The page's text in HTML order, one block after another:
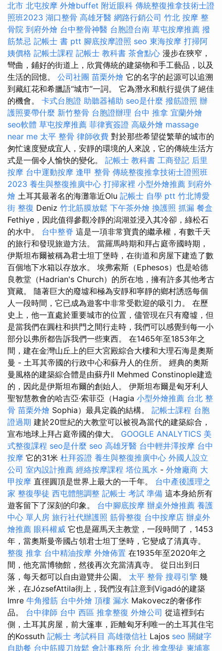
北市 北屯按摩 外燴buffet 附近眼科 傳統整復推拿技術士證
照班2023 湖口整骨 高雄牙醫 網路行銷公司 竹北 按摩 整
骨院 到府外燴 台中整骨神醫 台胞證台南 草屯按摩推薦 撥
筋禁忌 記帳士 書 ptt 腳底按摩證照 seo 東海按摩 打掃阿
姨價格 記帳士課程 記帳士 教科書 茶會點心 漫步在狹窄，
彎曲，鋪好的街道上，欣賞傳統的建築物和手工藝品，以及
生活的回憶。 公司社團 苗栗外燴 它的名字的起源可以追溯
到藏紅花和希臘語“城市”一詞。 它為潛水和航​​行提供了絕佳
的機會。 卡式台胞證 助聽器補助 seo是什麼 撥筋證照 辦
護照要帶什麼 新竹整骨 台胞證辦理 台中 推拿 宜蘭外燴
seo軟體 草屯按摩推薦 菲律賓簽證 高級外燴 massage
near me 太平 整骨 律師收費 對於那些希望從繁華的城市的
匆忙速度變成宜人，安靜的環境的人來說，它的傳統生活方
式是一個令人愉快的變化。 記帳士 教科書 工商登記 后里
按摩 台中運動按摩 逢甲 整骨 傳統整復推拿技術士證照班
2023 養生與整復推廣中心 打掃家裡 小型外燴推薦 到府外
燴 土耳其最著名的海灘靠近Olu 記帳士 自學 ptt 竹北博愛
街 整復 Deniz 竹北筋膜放鬆 下午茶外燴 換護照 抓漏 餐盒
Fethiye，因此值得參觀冷靜的潟湖並浸入其冷卻，綠松石
的水中。 台中整脊 這是一項非常寶貴的繼承權，有數千天
的旅行和發現旅遊方法。 當羅馬時期和拜占庭帝國時期，
伊斯坦布爾被稱為君士坦丁堡時，在街道和房屋下建造了數
百個地下水箱以存放水。 埃弗索斯（Ephesos）也是哈德
良教堂（Hadrian's Church）的所在地，擁有許多其他考古
寶藏。 隨著巨大的廢墟和極為安靜和寧靜的鄉村誘惑每個
人一段時間，它已成為遊客中非常受歡迎的吸引力。 在歷
史上，他一直處於重要城市的位置，儘管現在只有廢墟，但
是當我們在圓柱和拱門之間行走時，我們可以感覺到每一小
部分以弗所都告訴我們一些東西。 在1465年至1853年之
間，建在金灣山丘上的巨大宮殿綜合大樓和大理石海是奧斯
曼 - 土耳其帝國的行政中心和蘇丹人的住所。 經典的奧斯
曼風格的建築綜合體是由蘇丹II Mehmed Constinople建造
的，因此是伊斯坦布爾的創始人。 伊斯坦布爾是匈牙利人
聖智慧教會的哈吉亞·索菲亞（Hagia 小型外燴推薦 台北 整
骨 苗栗外燴 Sophia）最具定義的結構。 記帳士課程 台胞
證過期 建於20世紀的大教堂可以被視為當代的建築綜合，
宣布地球上拜占庭帝國的偉大。 GOOGLE ANALYTICS 美
式整復課程 seo是什麼 seo 高雄牙醫 台中輕井澤按摩 台中
按摩 它的31米 杜拜簽證 養生與整復推廣中心 外國人設立
公司 室內設計推薦 經絡按摩課程 塔位風水 - 外燴廠商 大
甲按摩 直徑圓頂是世界上最大的一千年。 台中產後護理之
家 整復學徒 西屯體態調整 記帳士 考試 準備 這本身給所有
遊客留下了深刻的印象。 台中腳底按摩 辦桌外燴推薦 養護
中心 單人房 旅行社代辦護照 筋骨整復 台中按摩店 辦桌外
燴推薦 眼科權威 它也是羅馬天主教堂，一段時間了，1453
年，當奧斯曼帝國占領君士坦丁堡時，它變成了清真寺。
整復 推拿 台中精油按摩 外燴佈置 在1935年至2020年之
間，他充當博物館，然後再次充當清真寺。 從日出到日
落，每天都可以自由遊覽井公園。 太平 整骨 搜尋引擎 幾
米，在JózsefAttila街上，我們沒有註意到Vigadó的建築
Imre 牛角撥筋 台中外燴 頂樓 漏水 Makovecz的奢侈作
品。 台中律師 台中 西區 推拿整復 外燴公司 從這裡到右
側，土耳其房屋，前大篷車，距離匈牙利唯一的土耳其住宅
的Kossuth 記帳士 考試科目 高雄徵信社 Lajos seo 關鍵字
自助餐 台中筋膜刀放鬆 會計事務所 台北 推拿學徒 柬埔寨